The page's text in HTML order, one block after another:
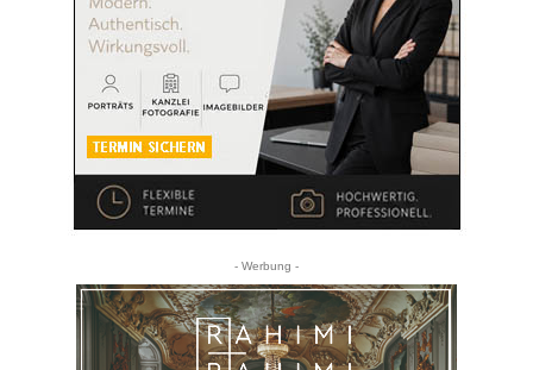
- Werbung -